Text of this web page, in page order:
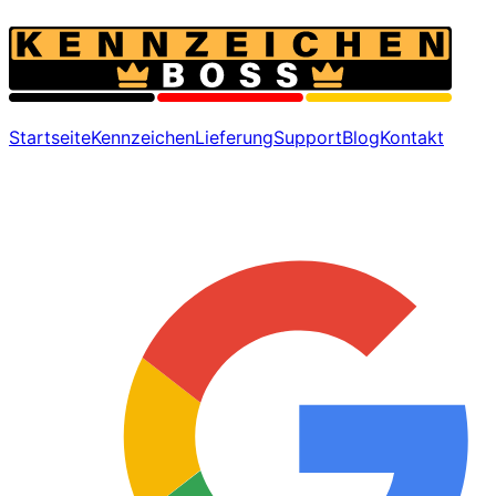
StartseiteKennzeichenLieferungSupportBlogKontakt